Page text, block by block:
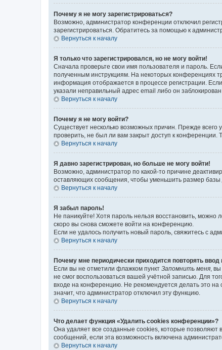
Почему я не могу зарегистрироваться?
Возможно, администратор конференции отключил
зарегистрироваться. Обратитесь за помощью к
Вернуться к началу
Я только что зарегистрировался, но не могу войти!
Сначала проверьте свои имя пользователя и пароль.
полученным инструкциям. На некоторых конференциях
информация отображается в процессе регистрации.
указали неправильный адрес email либо он
Вернуться к началу
Почему я не могу войти?
Существует несколько возможных причин. Прежде
проверить, не был ли вам закрыт доступ к
Вернуться к началу
Я давно зарегистрирован, но больше не могу войти!
Возможно, администратор по какой-то причине
оставляющих сообщения, чтобы уменьшить размер базы
Вернуться к началу
Я забыл пароль!
Не паникуйте! Хотя пароль нельзя восстановить,
скоро вы снова сможете войти на конференцию.
Если не удалось получить новый пароль, свяжитесь с
Вернуться к началу
Почему мне периодически приходится повторять
Если вы не отметили флажком пункт Запомнить меня,
не смог воспользоваться вашей учётной записью. Для
входе на конференцию. Не рекомендуется делать это
значит, что администратор отключил эту функцию.
Вернуться к началу
Что делает функция «Удалить cookies конференции»?
Она удаляет все созданные cookies, которые позволяют
сообщений, если эта возможность включена
Вернуться к началу